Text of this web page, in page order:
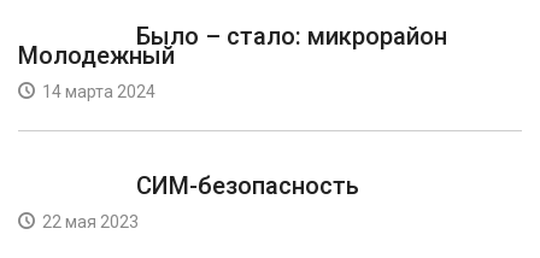
Было – стало: микрорайон
Молодежный
14 марта 2024
СИМ-безопасность
22 мая 2023